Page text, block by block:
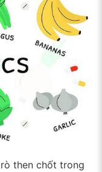
then chốt trong